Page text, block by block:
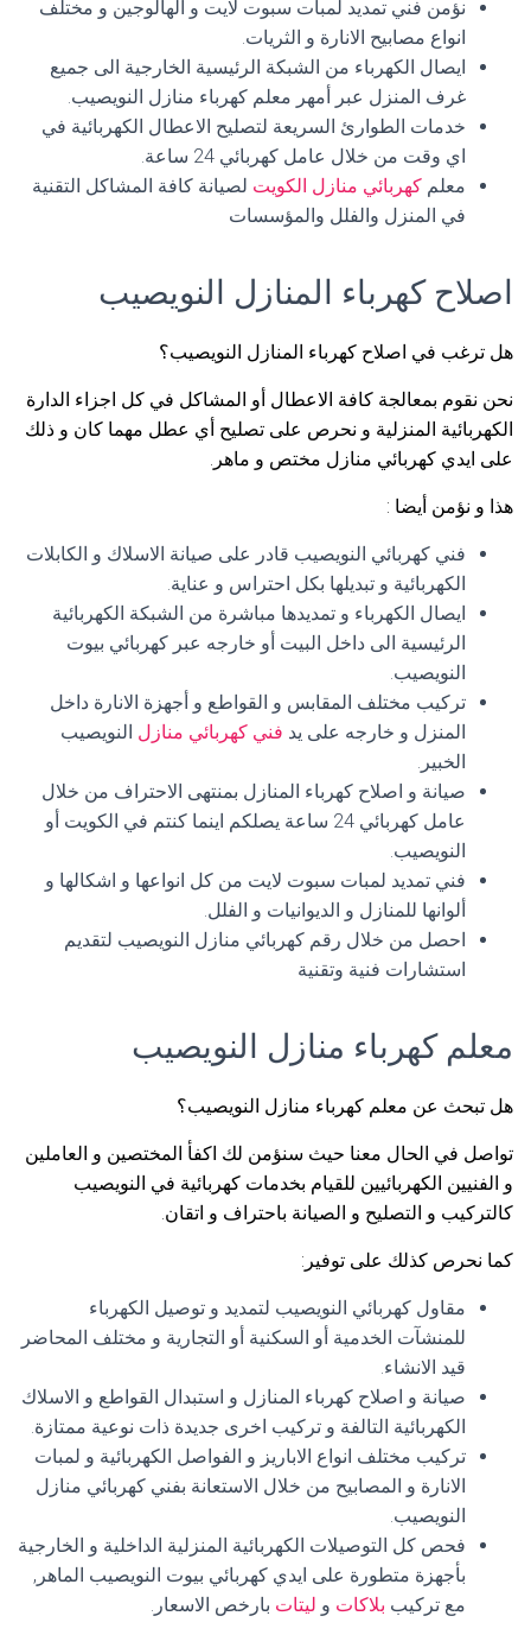
نؤمن فني تمديد لمبات سبوت لايت و الهالوجين و مختلف
انواع مصابيح الانارة و الثريات.
ايصال الكهرباء من الشبكة الرئيسية الخارجية الى جميع
غرف المنزل عبر أمهر معلم كهرباء منازل النويصيب.
خدمات الطوارئ السريعة لتصليح الاعطال الكهربائية في
اي وقت من خلال عامل كهربائي 24 ساعة.
معلم كهربائي منازل الكويت لصيانة كافة المشاكل التقنية
في المنزل والفلل والمؤسسات
اصلاح كهرباء المنازل النويصيب
هل ترغب في اصلاح كهرباء المنازل النويصيب؟
نحن نقوم بمعالجة كافة الاعطال أو المشاكل في كل اجزاء الدارة
الكهربائية المنزلية و نحرص على تصليح أي عطل مهما كان و ذلك
على ايدي كهربائي منازل مختص و ماهر.
هذا و نؤمن أيضا :
فني كهربائي النويصيب قادر على صيانة الاسلاك و الكابلات
الكهربائية و تبديلها بكل احتراس و عناية.
ايصال الكهرباء و تمديدها مباشرة من الشبكة الكهربائية
الرئيسية الى داخل البيت أو خارجه عبر كهربائي بيوت
النويصيب.
تركيب مختلف المقابس و القواطع و أجهزة الانارة داخل
المنزل و خارجه على يد فني كهربائي منازل النويصيب
الخبير.
صيانة و اصلاح كهرباء المنازل بمنتهى الاحتراف من خلال
عامل كهربائي 24 ساعة يصلكم اينما كنتم في الكويت أو
النويصيب.
فني تمديد لمبات سبوت لايت من كل انواعها و اشكالها و
ألوانها للمنازل و الديوانيات و الفلل.
احصل من خلال رقم كهربائي منازل النويصيب لتقديم
استشارات فنية وتقنية
معلم كهرباء منازل النويصيب
هل تبحث عن معلم كهرباء منازل النويصيب؟
تواصل في الحال معنا حيث سنؤمن لك اكفأ المختصين و العاملين
و الفنيين الكهربائيين للقيام بخدمات كهربائية في النويصيب
كالتركيب و التصليح و الصيانة باحتراف و اتقان.
كما نحرص كذلك على توفير:
مقاول كهربائي النويصيب لتمديد و توصيل الكهرباء
للمنشآت الخدمية أو السكنية أو التجارية و مختلف المحاضر
قيد الانشاء.
صيانة و اصلاح كهرباء المنازل و استبدال القواطع و الاسلاك
الكهربائية التالفة و تركيب اخرى جديدة ذات نوعية ممتازة.
تركيب مختلف انواع الاباريز و الفواصل الكهربائية و لمبات
الانارة و المصابيح من خلال الاستعانة بفني كهربائي منازل
النويصيب.
فحص كل التوصيلات الكهربائية المنزلية الداخلية و الخارجية
بأجهزة متطورة على ايدي كهربائي بيوت النويصيب الماهر,
مع تركيب بلاكات و ليتات بارخص الاسعار.